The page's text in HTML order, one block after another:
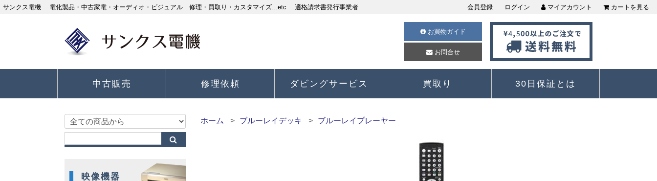
サンクス電機 電化製品・中古家電・オーディオ・ビジュアル 修理・買取り・カスタマイズ...etc 適格請求書発行事業者 会員登録 ログイン マイアカウント カートを見る
お買物ガイド
お問合せ
中古販売 修理依頼 ダビングサービス 買取り 30日保証とは
ホーム ブルーレイデッキ ブルーレイプレーヤー
映像機器